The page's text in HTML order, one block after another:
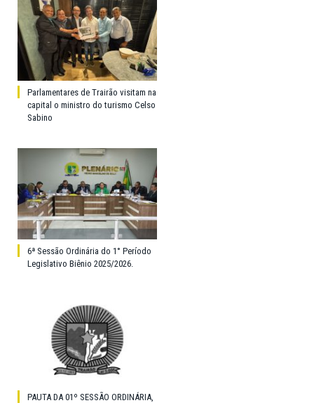
Parlamentares de Trairão visitam na
capital o ministro do turismo Celso
Sabino
6ª Sessão Ordinária do 1° Período
Legislativo Biênio 2025/2026.
PAUTA DA 01º SESSÃO ORDINÁRIA,